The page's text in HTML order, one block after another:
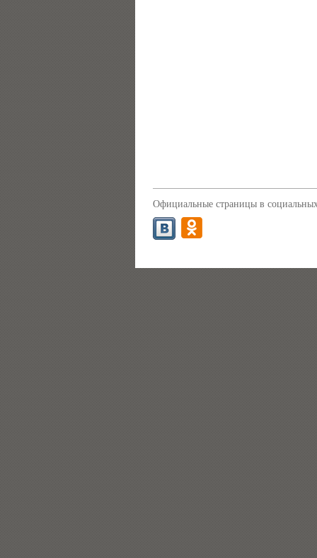
Официальные страницы в социальных